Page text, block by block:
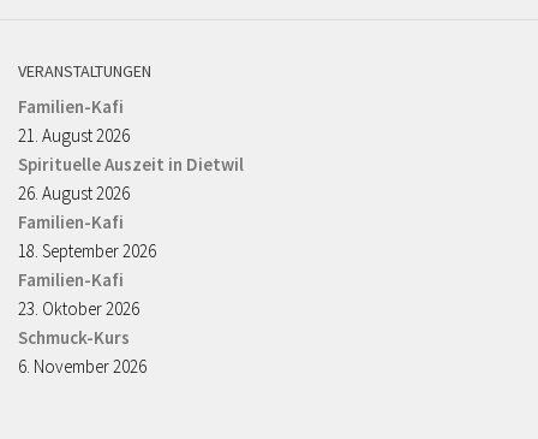
VERANSTALTUNGEN
Familien-Kafi
21. August 2026
Spirituelle Auszeit in Dietwil
26. August 2026
Familien-Kafi
18. September 2026
Familien-Kafi
23. Oktober 2026
Schmuck-Kurs
6. November 2026